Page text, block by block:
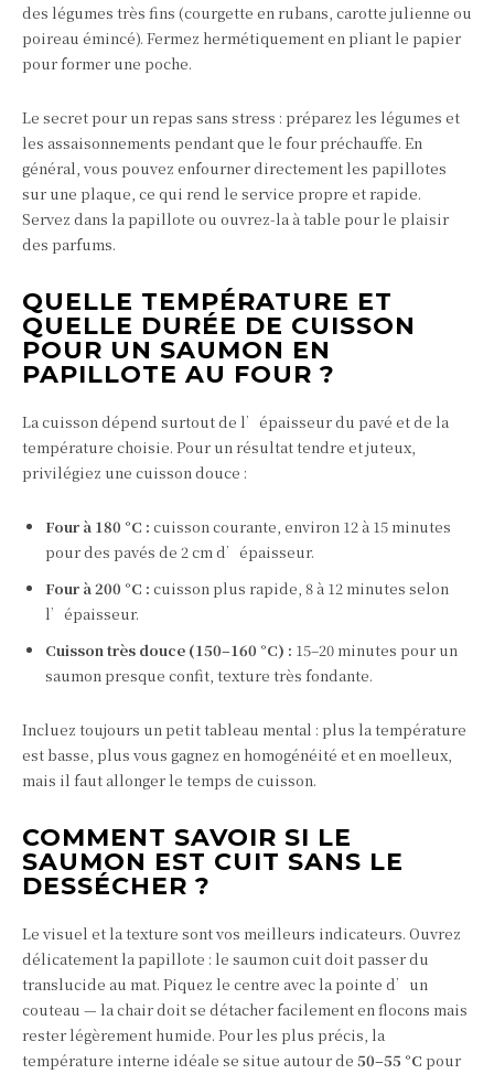
des légumes très fins (courgette en rubans, carotte julienne ou
poireau émincé). Fermez hermétiquement en pliant le papier
pour former une poche.
Le secret pour un repas sans stress : préparez les légumes et
les assaisonnements pendant que le four préchauffe. En
général, vous pouvez enfourner directement les papillotes
sur une plaque, ce qui rend le service propre et rapide.
Servez dans la papillote ou ouvrez-la à table pour le plaisir
des parfums.
QUELLE TEMPÉRATURE ET
QUELLE DURÉE DE CUISSON
POUR UN SAUMON EN
PAPILLOTE AU FOUR ?
La cuisson dépend surtout de l’épaisseur du pavé et de la
température choisie. Pour un résultat tendre et juteux,
privilégiez une cuisson douce :
Four à 180 °C : cuisson courante, environ 12 à 15 minutes
pour des pavés de 2 cm d’épaisseur.
Four à 200 °C : cuisson plus rapide, 8 à 12 minutes selon
l’épaisseur.
Cuisson très douce (150–160 °C) : 15–20 minutes pour un
saumon presque confit, texture très fondante.
Incluez toujours un petit tableau mental : plus la température
est basse, plus vous gagnez en homogénéité et en moelleux,
mais il faut allonger le temps de cuisson.
COMMENT SAVOIR SI LE
SAUMON EST CUIT SANS LE
DESSÉCHER ?
Le visuel et la texture sont vos meilleurs indicateurs. Ouvrez
délicatement la papillote : le saumon cuit doit passer du
translucide au mat. Piquez le centre avec la pointe d’un
couteau — la chair doit se détacher facilement en flocons mais
rester légèrement humide. Pour les plus précis, la
température interne idéale se situe autour de 50–55 °C pour